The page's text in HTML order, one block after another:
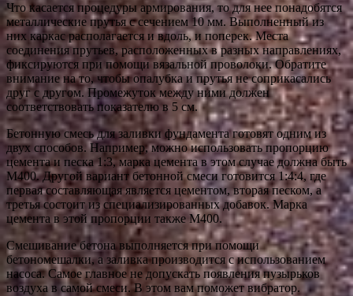
Что касается процедуры армирования, то для нее понадобятся
металлические прутья с сечением 10 мм. Выполненный из
них каркас располагается и вдоль, и поперек. Места
соединения прутьев, расположенных в разных направлениях,
фиксируются при помощи вязальной проволоки. Обратите
внимание на то, чтобы опалубка и прутья не соприкасались
друг с другом. Промежуток между ними должен
соответствовать показателю в 5 см.
Бетонную смесь для заливки фундамента готовят одним из
двух способов. Например, можно использовать пропорцию
цемента и песка 1:3, марка цемента в этом случае должна быть
М400. Другой вариант бетонной смеси готовится 1:4:4, где
первая составляющая является цементом, вторая песком, а
третья состоит из специализированных добавок. Марка
цемента в этой пропорции также М400.
Смешивание бетона выполняется при помощи
бетономешалки, а заливка производится с использованием
насоса. Самое главное не допускать появления пузырьков
воздуха в самой смеси. В этом вам поможет вибратор.